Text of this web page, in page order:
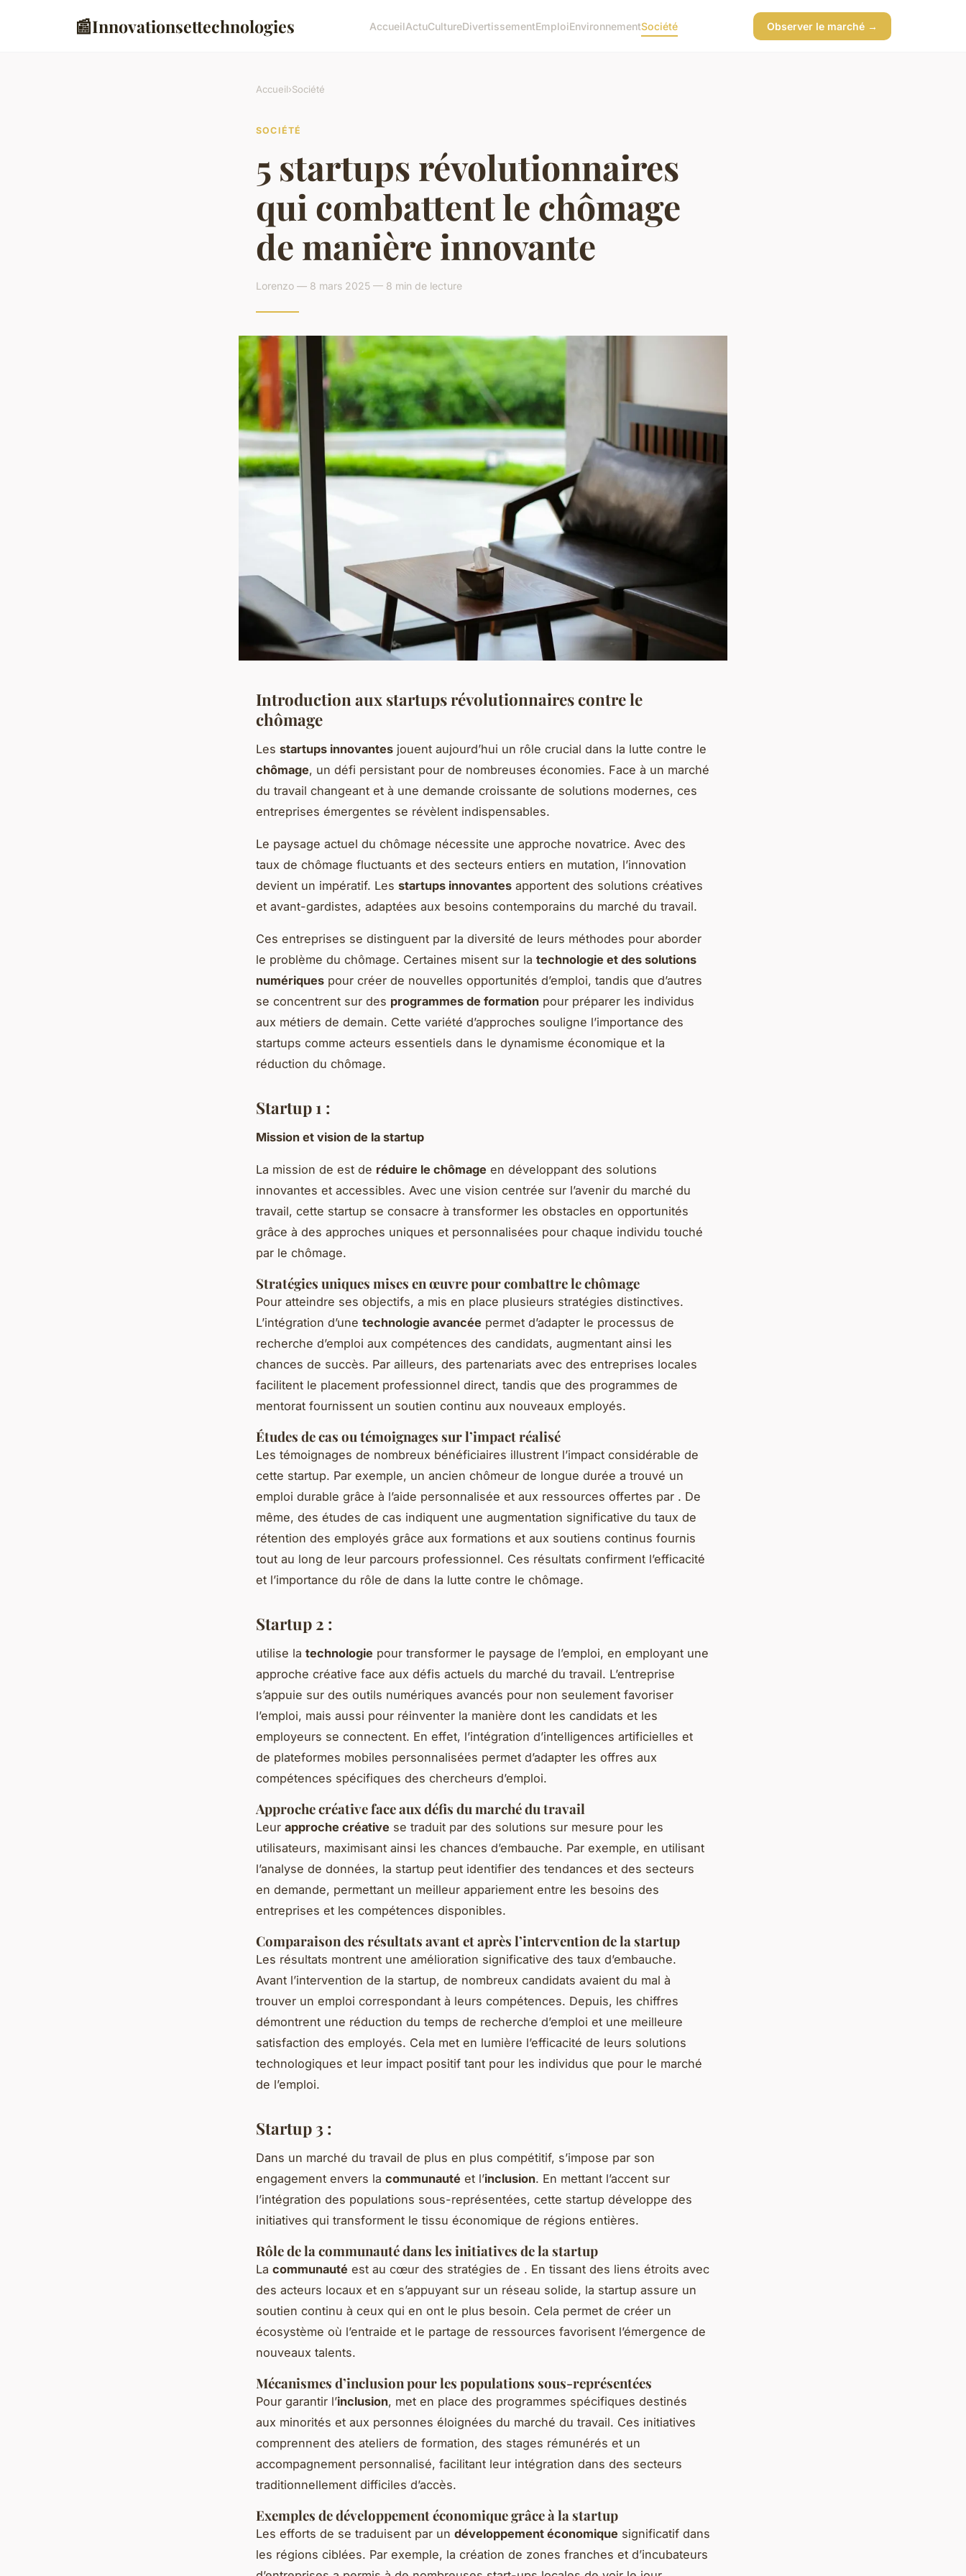
📰Innovationsettechnologies AccueilActuCultureDivertissementEmploiEnvironnementSociété Observer le marché →
Accueil›Société
SOCIÉTÉ
5 startups révolutionnaires
qui combattent le chômage
de manière innovante
Lorenzo — 8 mars 2025 — 8 min de lecture
Introduction aux startups révolutionnaires contre le
chômage
Les startups innovantes jouent aujourd’hui un rôle crucial dans la lutte contre le
chômage, un défi persistant pour de nombreuses économies. Face à un marché
du travail changeant et à une demande croissante de solutions modernes, ces
entreprises émergentes se révèlent indispensables.
Le paysage actuel du chômage nécessite une approche novatrice. Avec des
taux de chômage fluctuants et des secteurs entiers en mutation, l’innovation
devient un impératif. Les startups innovantes apportent des solutions créatives
et avant-gardistes, adaptées aux besoins contemporains du marché du travail.
Ces entreprises se distinguent par la diversité de leurs méthodes pour aborder
le problème du chômage. Certaines misent sur la technologie et des solutions
numériques pour créer de nouvelles opportunités d’emploi, tandis que d’autres
se concentrent sur des programmes de formation pour préparer les individus
aux métiers de demain. Cette variété d’approches souligne l’importance des
startups comme acteurs essentiels dans le dynamisme économique et la
réduction du chômage.
Startup 1 :
Mission et vision de la startup
La mission de est de réduire le chômage en développant des solutions
innovantes et accessibles. Avec une vision centrée sur l’avenir du marché du
travail, cette startup se consacre à transformer les obstacles en opportunités
grâce à des approches uniques et personnalisées pour chaque individu touché
par le chômage.
Stratégies uniques mises en œuvre pour combattre le chômage
Pour atteindre ses objectifs, a mis en place plusieurs stratégies distinctives.
L’intégration d’une technologie avancée permet d’adapter le processus de
recherche d’emploi aux compétences des candidats, augmentant ainsi les
chances de succès. Par ailleurs, des partenariats avec des entreprises locales
facilitent le placement professionnel direct, tandis que des programmes de
mentorat fournissent un soutien continu aux nouveaux employés.
Études de cas ou témoignages sur l’impact réalisé
Les témoignages de nombreux bénéficiaires illustrent l’impact considérable de
cette startup. Par exemple, un ancien chômeur de longue durée a trouvé un
emploi durable grâce à l’aide personnalisée et aux ressources offertes par . De
même, des études de cas indiquent une augmentation significative du taux de
rétention des employés grâce aux formations et aux soutiens continus fournis
tout au long de leur parcours professionnel. Ces résultats confirment l’efficacité
et l’importance du rôle de dans la lutte contre le chômage.
Startup 2 :
utilise la technologie pour transformer le paysage de l’emploi, en employant une
approche créative face aux défis actuels du marché du travail. L’entreprise
s’appuie sur des outils numériques avancés pour non seulement favoriser
l’emploi, mais aussi pour réinventer la manière dont les candidats et les
employeurs se connectent. En effet, l’intégration d’intelligences artificielles et
de plateformes mobiles personnalisées permet d’adapter les offres aux
compétences spécifiques des chercheurs d’emploi.
Approche créative face aux défis du marché du travail
Leur approche créative se traduit par des solutions sur mesure pour les
utilisateurs, maximisant ainsi les chances d’embauche. Par exemple, en utilisant
l’analyse de données, la startup peut identifier des tendances et des secteurs
en demande, permettant un meilleur appariement entre les besoins des
entreprises et les compétences disponibles.
Comparaison des résultats avant et après l’intervention de la startup
Les résultats montrent une amélioration significative des taux d’embauche.
Avant l’intervention de la startup, de nombreux candidats avaient du mal à
trouver un emploi correspondant à leurs compétences. Depuis, les chiffres
démontrent une réduction du temps de recherche d’emploi et une meilleure
satisfaction des employés. Cela met en lumière l’efficacité de leurs solutions
technologiques et leur impact positif tant pour les individus que pour le marché
de l’emploi.
Startup 3 :
Dans un marché du travail de plus en plus compétitif, s’impose par son
engagement envers la communauté et l’inclusion. En mettant l’accent sur
l’intégration des populations sous-représentées, cette startup développe des
initiatives qui transforment le tissu économique de régions entières.
Rôle de la communauté dans les initiatives de la startup
La communauté est au cœur des stratégies de . En tissant des liens étroits avec
des acteurs locaux et en s’appuyant sur un réseau solide, la startup assure un
soutien continu à ceux qui en ont le plus besoin. Cela permet de créer un
écosystème où l’entraide et le partage de ressources favorisent l’émergence de
nouveaux talents.
Mécanismes d’inclusion pour les populations sous-représentées
Pour garantir l’inclusion, met en place des programmes spécifiques destinés
aux minorités et aux personnes éloignées du marché du travail. Ces initiatives
comprennent des ateliers de formation, des stages rémunérés et un
accompagnement personnalisé, facilitant leur intégration dans des secteurs
traditionnellement difficiles d’accès.
Exemples de développement économique grâce à la startup
Les efforts de se traduisent par un développement économique significatif dans
les régions ciblées. Par exemple, la création de zones franches et d’incubateurs